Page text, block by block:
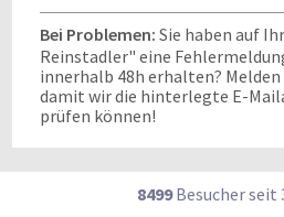
Bei Problemen: Sie haben auf
Reinstadler" eine
innerhalb 48h erhalten? Melden
damit wir die hinterlegte E-
prüfen können!
8499Besucher seit